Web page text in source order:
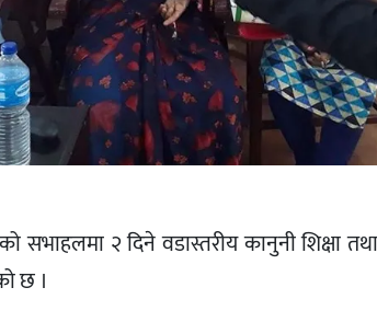
सभाहलमा २ दिने वडास्तरीय कानुनी शिक्षा
छ ।